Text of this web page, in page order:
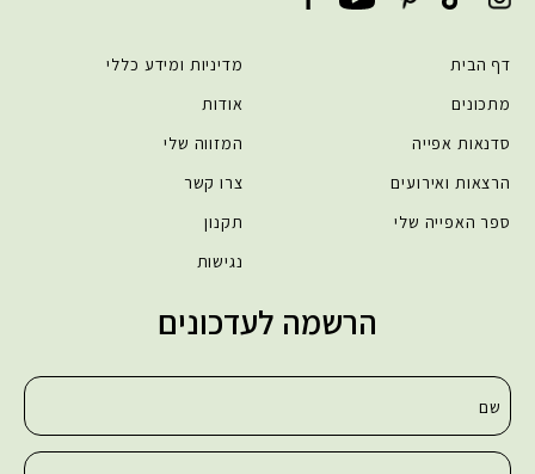
דף הבית
מתכונים
סדנאות אפייה
הרצאות ואירועים
ספר האפייה שלי
מדיניות ומידע כללי
אודות
המזווה שלי
צרו קשר
תקנון
נגישות
הרשמה לעדכונים